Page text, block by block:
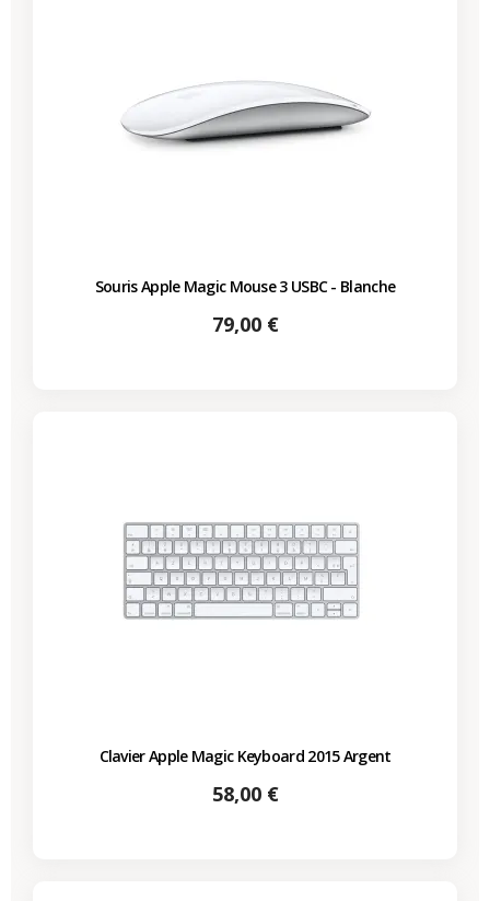
Souris Apple Magic Mouse 3 USBC - Blanche
Prix
79,00 €
Clavier Apple Magic Keyboard 2015 Argent
Prix
58,00 €